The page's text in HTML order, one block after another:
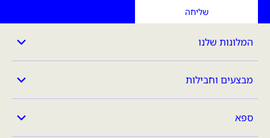
שליחה
המלונות שלנו
מבצעים וחבילות
ספא